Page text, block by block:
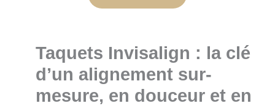
Taquets Invisalign : la clé
d’un alignement sur-
mesure, en douceur et en